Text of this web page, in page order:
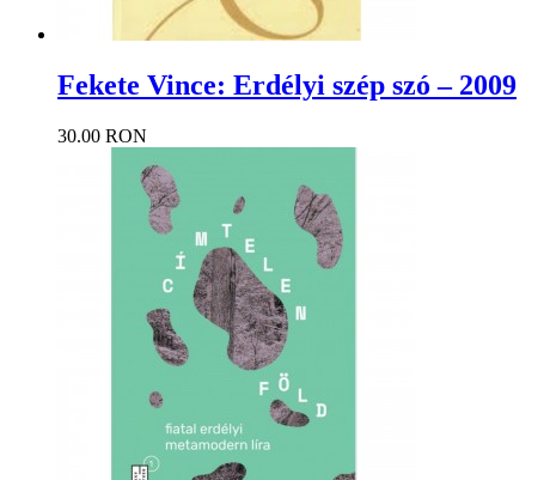
Fekete Vince: Erdélyi szép szó – 2009
30.00 RON